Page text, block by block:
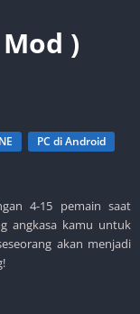
)
PC di Android
4-15 pemain saat
angkasa kamu untuk
akan menjadi